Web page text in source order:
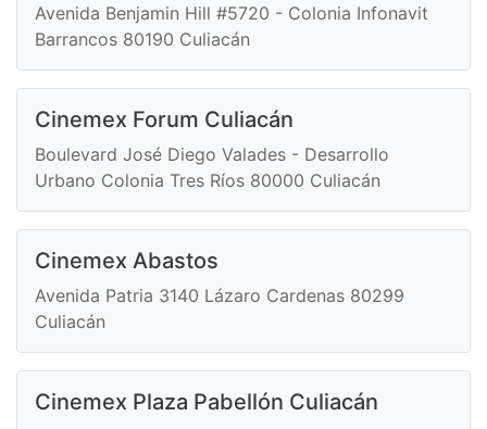
Avenida Benjamin Hill #5720 - Colonia Infonavit
Barrancos 80190 Culiacán
Cinemex Forum Culiacán
Boulevard José Diego Valades - Desarrollo
Urbano Colonia Tres Ríos 80000 Culiacán
Cinemex Abastos
Avenida Patria 3140 Lázaro Cardenas 80299
Culiacán
Cinemex Plaza Pabellón Culiacán